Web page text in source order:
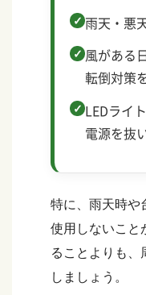
雨天・悪
風がある
転倒対策
LEDライ
電源を抜
特に、雨天時や
使用しないこと
ることよりも、
しましょう。